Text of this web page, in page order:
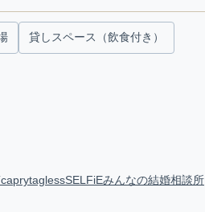
貸しスペース（飲食付き）
caprytaglessSELFiEみんなの結婚相談所